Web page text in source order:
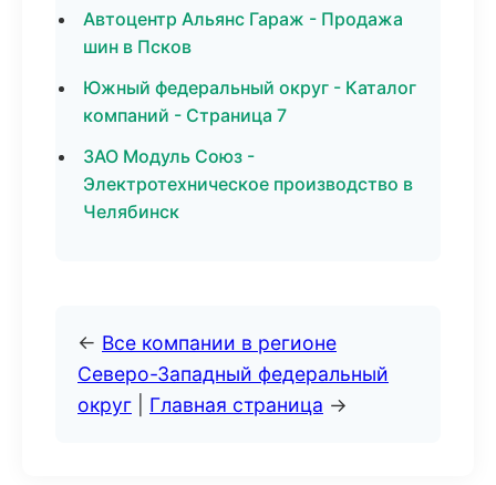
Автоцентр Альянс Гараж - Продажа
шин в Псков
Южный федеральный округ - Каталог
компаний - Страница 7
ЗАО Модуль Союз -
Электротехническое производство в
Челябинск
← Все компании в регионе
Северо-Западный федеральный
округ
Главная страница →